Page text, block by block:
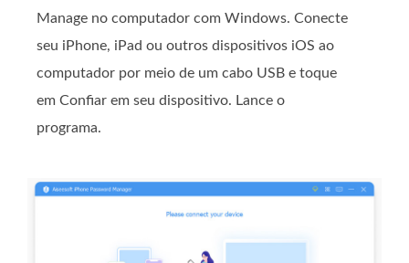
Manage no computador com Windows. Conecte
seu iPhone, iPad ou outros dispositivos iOS ao
computador por meio de um cabo USB e toque
em Confiar em seu dispositivo. Lance o
programa.